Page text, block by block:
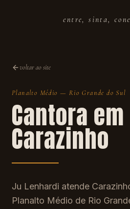
entre, sinta,
voltar ao site
Planalto Médio — Rio Grande do Sul
Cantora em
Carazinho
Ju Lenhardi atende
Planalto Médio de Rio